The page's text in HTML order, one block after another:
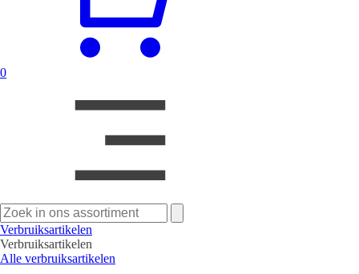
0
Zoeken
naar:
Verbruiksartikelen
Verbruiksartikelen
Alle verbruiksartikelen